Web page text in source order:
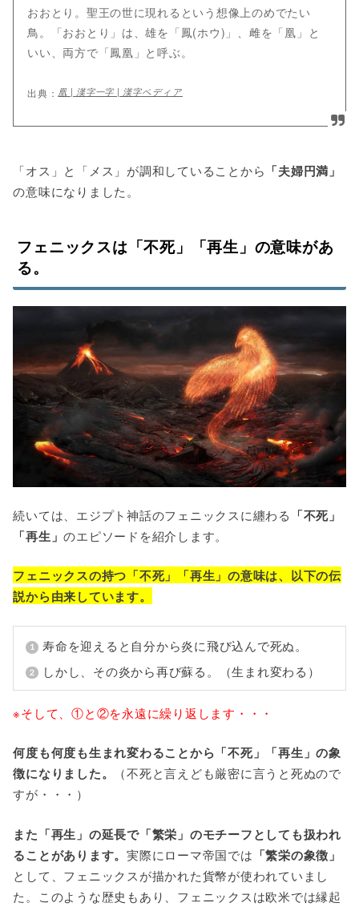
おおとり。聖王の世に現れるという想像上のめでたい
鳥。「おおとり」は、雄を「鳳(ホウ)」、雌を「凰」と
いい、両方で「鳳凰」と呼ぶ。
凰 | 漢字一字 | 漢字ペディア
「オス」と「メス」が調和していることから 「夫婦円満」
の意味になりました。
フェニックスは「不死」「再生」の意味があ
る。
続いては、エジプト神話のフェニックスに纏わる 「不死」
「再生」のエピソードを紹介します。
フェニックスの持つ「不死」「再生」の意味は、以下の伝
説から由来しています。
寿命を迎えると自分から炎に飛び込んで死ぬ。
しかし、その炎から再び蘇る。（生まれ変わる）
※そして、①と②を永遠に繰り返します・・・
何度も何度も生まれ変わることから「不死」「再生」の象
徴になりました。
（不死と言えども厳密に言うと死ぬので
すが・・・）
また「再生」の延長で「繁栄」のモチーフとしても扱われ
ることがあります。実際にローマ帝国では 「繁栄の象徴」
として、フェニックスが描かれた貨幣が使われていまし
た。このような歴史もあり、フェニックスは欧米では縁起